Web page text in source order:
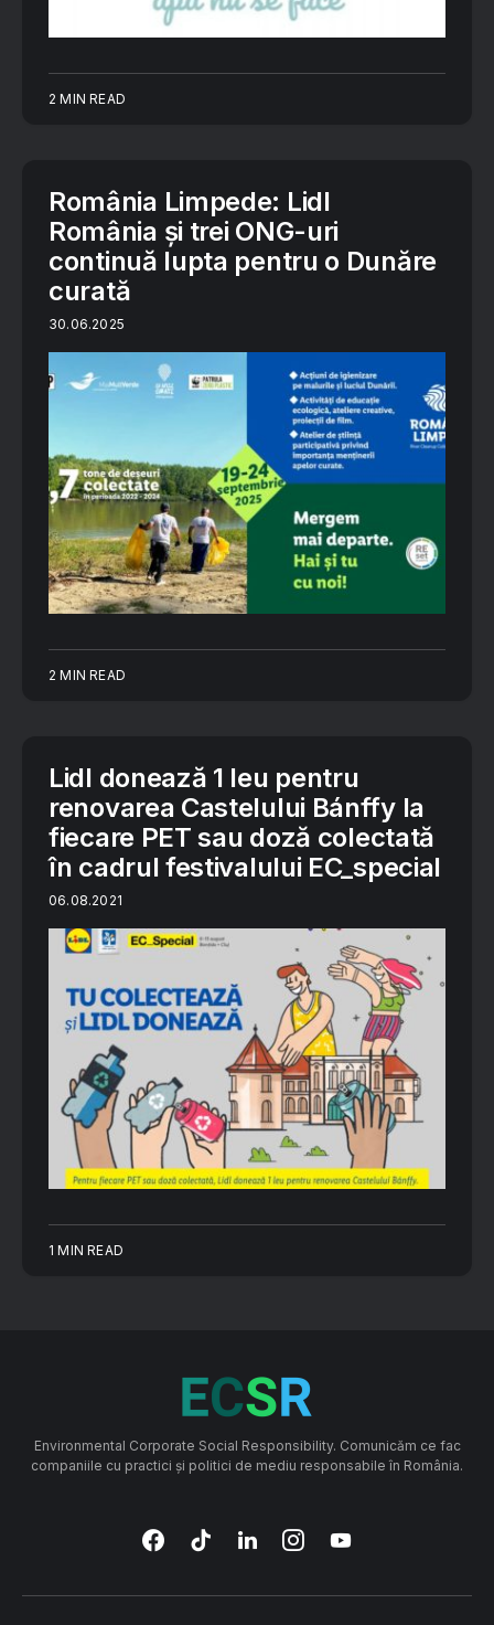
2 MIN READ
România Limpede: Lidl
România și trei ONG-uri
continuă lupta pentru o Dunăre
curată
30.06.2025
2 MIN READ
Lidl donează 1 leu pentru
renovarea Castelului Bánffy la
fiecare PET sau doză colectată
în cadrul festivalului EC_special
06.08.2021
1 MIN READ
Environmental Corporate Social Responsibility. Comunicăm ce fac
companiile cu practici și politici de mediu responsabile în România.